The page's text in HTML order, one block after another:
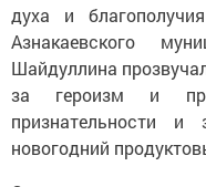
духа и
Азнакаевского
Шайдуллина
за героизм и
признательности
новогодний